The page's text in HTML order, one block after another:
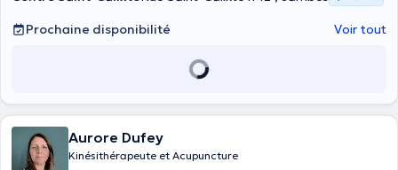
Prochaine disponibilité Voir tout
Aurore Dufey
Kinésithérapeute et Acupuncture